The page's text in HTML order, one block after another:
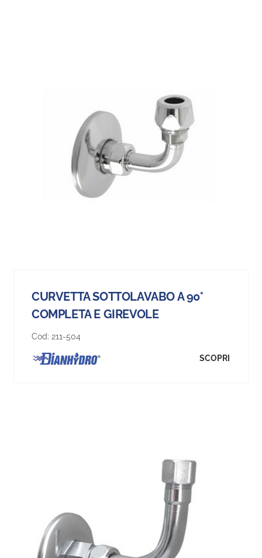
CURVETTA SOTTOLAVABO A 90°
COMPLETA E GIREVOLE
Cod: 211-504
SCOPRI